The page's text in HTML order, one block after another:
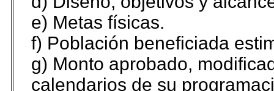
e) Metas físicas.
f) Población beneficiada
g) Monto aprobado,
calendarios de su